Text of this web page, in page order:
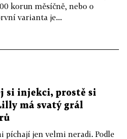
korun měsíčně, nebo o
varianta je...
si injekci, prostě si
má svatý grál
píchají jen velmi neradi. Podle